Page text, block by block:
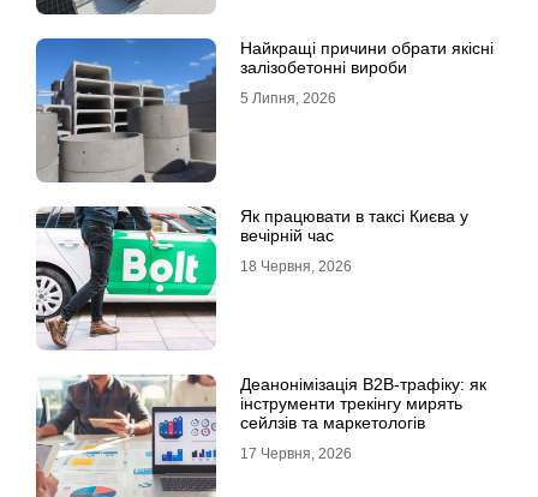
Найкращі причини обрати якісні
залізобетонні вироби
5 Липня, 2026
Як працювати в таксі Києва у
вечірній час
18 Червня, 2026
Деанонімізація B2B-трафіку: як
інструменти трекінгу мирять
сейлзів та маркетологів
17 Червня, 2026